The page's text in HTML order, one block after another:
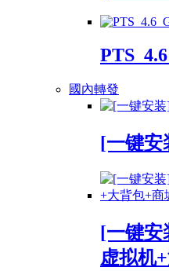
國內轉發
[一键
[一键安
虚拟机